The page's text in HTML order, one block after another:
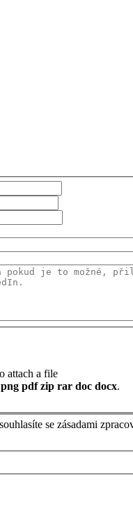
attach a file
pdf zip rar doc docx.
se zásadami